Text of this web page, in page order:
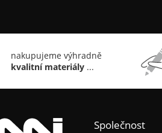
Společnost
nakupujeme výhradně
kvalitní materiály ...